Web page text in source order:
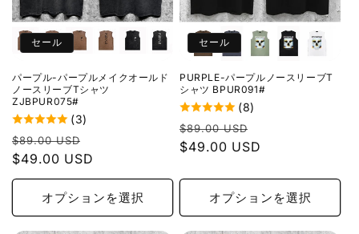
セール
パープル-パープルメイクオールド
ノースリーブTシャツ
ZJBPUR075#
(3)
通
常
価
$89.00 USD
ー
ル
価
格
$49.00 USD
オプションを選択
セール
PURPLE-パープルノースリーブT
シャツ BPUR091#
(8)
通
常
格
$89.00 USD
ー
格
$49.00 USD
オプションを選択